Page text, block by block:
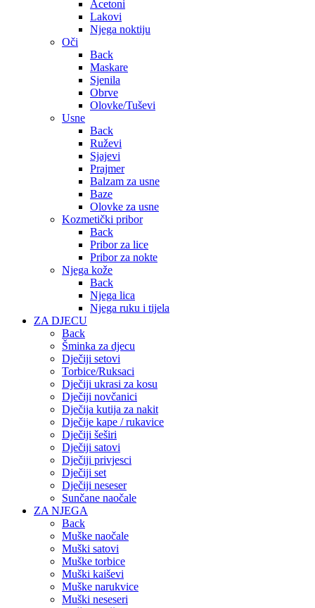
Acetoni
Lakovi
Njega noktiju
Oči
Back
Maskare
Sjenila
Obrve
Olovke/Tuševi
Usne
Back
Ruževi
Sjajevi
Prajmer
Balzam za usne
Baze
Olovke za usne
Kozmetički pribor
Back
Pribor za lice
Pribor za nokte
Njega kože
Back
Njega lica
Njega ruku i tijela
ZA DJECU
Back
Šminka za djecu
Dječiji setovi
Torbice/Ruksaci
Dječiji ukrasi za kosu
Dječiji novčanici
Dječija kutija za nakit
Dječije kape / rukavice
Dječiji šeširi
Dječiji satovi
Dječiji privjesci
Dječiji set
Dječiji neseser
Sunčane naočale
ZA NJEGA
Back
Muške naočale
Muški satovi
Muške torbice
Muški kaiševi
Muške narukvice
Muški neseseri